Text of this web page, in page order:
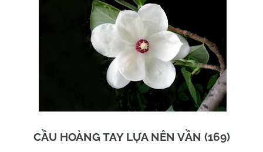
CẦU HOÀNG TAYLỰA NÊN VẦN (169)